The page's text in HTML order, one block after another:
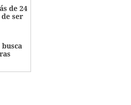
de 24
ser